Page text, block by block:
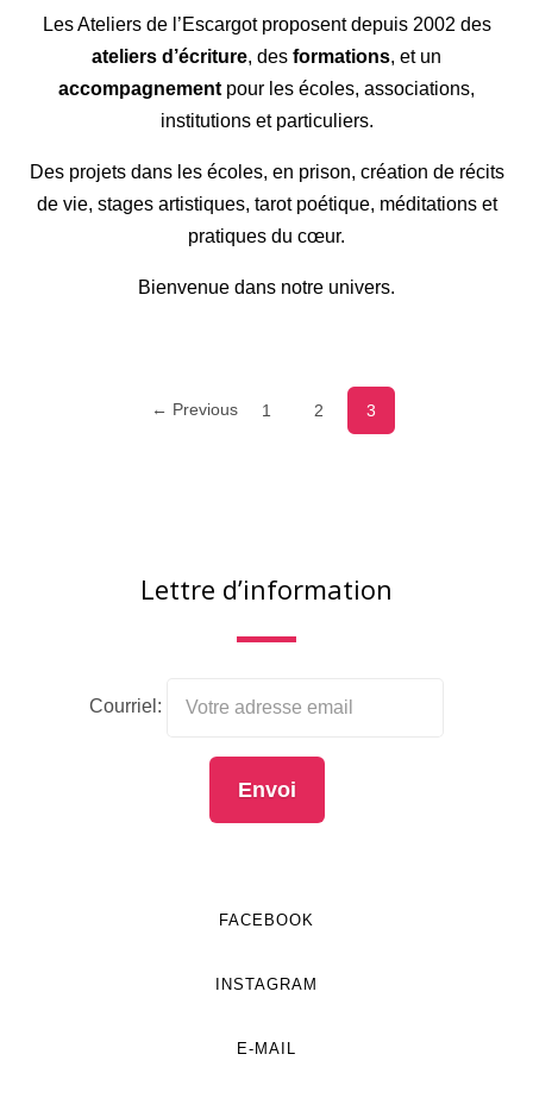
Les Ateliers de l’Escargot proposent depuis 2002 des
ateliers d’écriture, des formations, et un
accompagnement pour les écoles, associations,
institutions et particuliers.
Des projets dans les écoles, en prison, création de récits
de vie, stages artistiques, tarot poétique, méditations et
pratiques du cœur.
Bienvenue dans notre univers.
← Previous 1 2 3
Lettre d’information
Courriel:
FACEBOOK
INSTAGRAM
E-MAIL